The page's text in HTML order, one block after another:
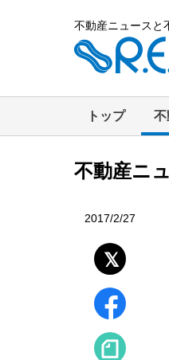
不動産ニュースと
トップ 不
不動産ニ
2017/2/27